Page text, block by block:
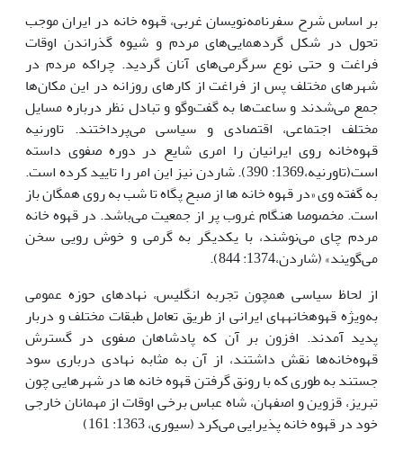
بر اساس شرح سفرنامه‌نویسان غربی، قهوه خانه در ایران موجب
تحول در شکل گردهمایی‌های مردم و شیوه گذراندن اوقات
فراغت و حتی نوع سرگرمی‌های آنان گردید. چراکه مردم در
شهرهای مختلف پس از فراغت از کارهای روزانه در این مکان‌ها
جمع می‌شدند و ساعت‌ها به گفت‌وگو و تبادل نظر درباره مسایل
مختلف اجتماعی، اقتصادی و سیاسی می‌پرداختند. تاورنیه
قهوه‌خانه روی ایرانیان را امری شایع در دوره صفوی داسته
است(تاورنیه،1369: 390). شاردن نیز این امر را تایید کرده است.
به گفته وی «در قهوه خانه ها از صبح پگاه تا شب به روی همگان باز
است. مخصوصا هنگام غروب پر از جمعیت می‌باشد. در قهوه خانه
مردم چای می‌نوشند، با یکدیگر به گرمی و خوش رویی سخن
می‌گویند» (شاردن،1374: 844).
از لحاظ سیاسی همچون تجربه انگلیس، نهادهای حوزه عمومی
به‌ویژه قهوه­خانه­های ایرانی از طریق تعامل طبقات مختلف و دربار
پدید آمدند. افزون بر آن که پادشاهان صفوی در گسترش
قهوه‌خانه‌ها نقش داشتند، از آن به مثابه نهادی درباری سود
‌جستند به طوری که با رونق گرفتن قهوه خانه ها در شهرهایی چون
تبریز، قزوین و اصفهان، شاه عباس برخی اوقات از مهمانان خارجی
خود در قهوه خانه پذیرایی می‌کرد (سیوری، 1363: 161)